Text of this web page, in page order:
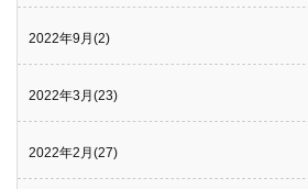
2022年9月(2)
2022年3月(23)
2022年2月(27)